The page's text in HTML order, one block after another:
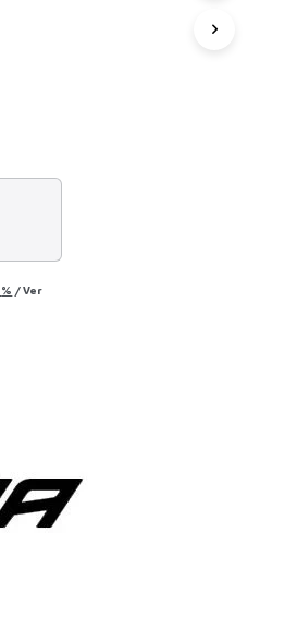
% /Ver